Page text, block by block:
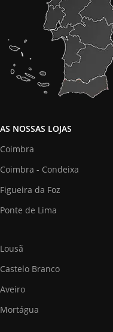
AS NOSSAS LOJAS
Coimbra
Coimbra - Condeixa
Figueira da Foz
Ponte de Lima
Lousã
Castelo Branco
Aveiro
Mortágua